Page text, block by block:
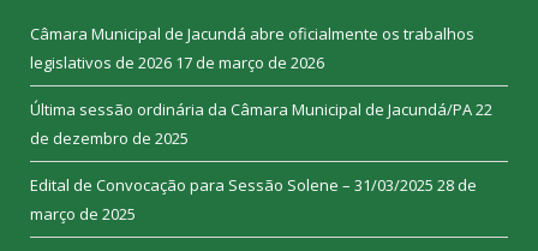
Câmara Municipal de Jacundá abre oficialmente os trabalhos
legislativos de 2026 17 de março de 2026
Última sessão ordinária da Câmara Municipal de Jacundá/PA22
de dezembro de 2025
Edital de Convocação para Sessão Solene – 31/03/2025 28 de
março de 2025